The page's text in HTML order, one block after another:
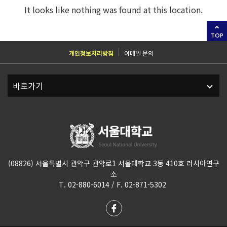
It looks like nothing was found at this location.
TOP
개인정보처리방침 이메일 문의
(08826) 서울특별시 관악구 관악로1 서울대학교 3동 410호 러시아연구
소
T. 02-880-6014 / F. 02-871-5302